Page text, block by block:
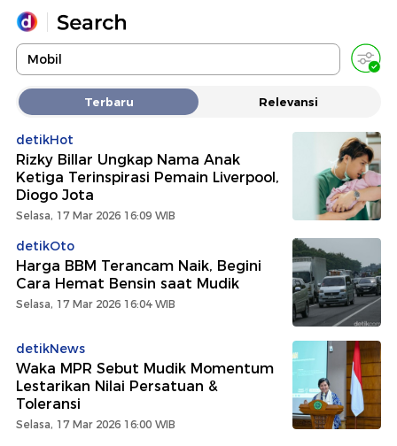
Yang sedang ramai dicari
Loading...
Promoted
Terakhir yang dicari
Terbaru Relevansi
detikHot
Rizky Billar Ungkap Nama Anak
Ketiga Terinspirasi Pemain Liverpool,
Diogo Jota
Selasa, 17 Mar 2026 16:09 WIB
detikOto
Harga BBM Terancam Naik, Begini
Cara Hemat Bensin saat Mudik
Selasa, 17 Mar 2026 16:04 WIB
detikNews
Waka MPR Sebut Mudik Momentum
Lestarikan Nilai Persatuan &
Toleransi
Selasa, 17 Mar 2026 16:00 WIB